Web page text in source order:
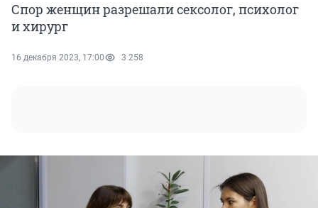
Спор женщин разрешали сексолог, психолог
и хирург
16 декабря 2023, 17:00 3 258